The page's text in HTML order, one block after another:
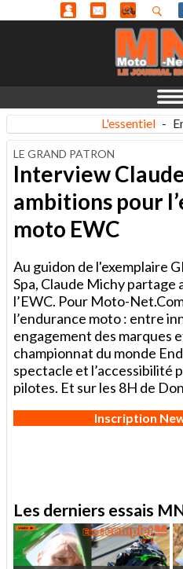
L'essentiel -
LE GRAND PATRON
Interview
ambitions pour
moto EWC
Au guidon de l'exemplaire
Spa, Claude Michy partage
l’EWC. Pour Moto-
l’endurance moto : entre
engagement des marques
championnat du monde
spectacle et l’accessibilité
pilotes. Et sur les 8H de
Inscription
Les derniers essais